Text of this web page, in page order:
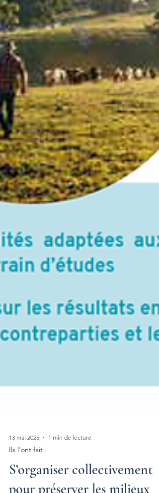
13 mai 2025 1 min de lecture